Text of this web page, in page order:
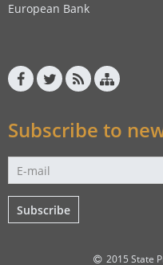
European Bank
Subscribe to
Subscribe
2015 State